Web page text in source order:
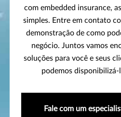
com embedded insurance,
simples. Entre em contato
demonstração de como
negócio. Juntos vamos
soluções para você e seus
podemos disponibilizá-
Fale com um